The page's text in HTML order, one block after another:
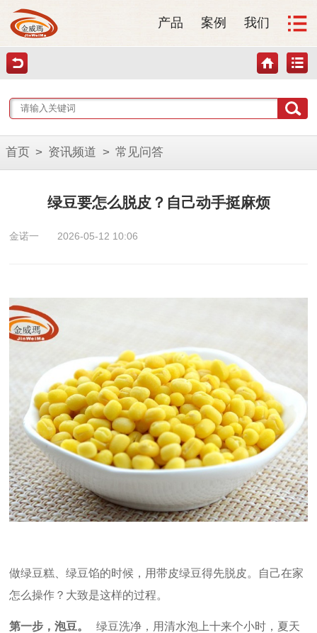
产品 案例 我们
首页 > 资讯频道 > 常见问答
绿豆要怎么脱皮？自己动手挺麻烦
金诺一 2026-05-12 10:06
做绿豆糕、绿豆馅的时候，用带皮绿豆得先脱皮。自己在家
怎么操作？大致是这样的过程。
第一步，泡豆。
绿豆洗净，用清水泡上十来个小时，夏天